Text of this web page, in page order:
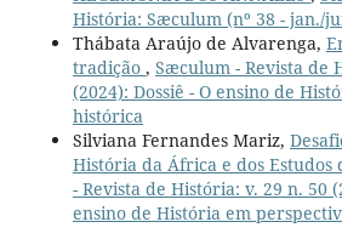
História: Sæculum (nº 38 - jan./
Thábata Araújo de Alvarenga,
tradição , Sæculum - Revista de
(2024): Dossiê - O ensino de
histórica
Silviana Fernandes Mariz,
História da África e dos Estudos
- Revista de História: v. 29 n. 50
ensino de História em